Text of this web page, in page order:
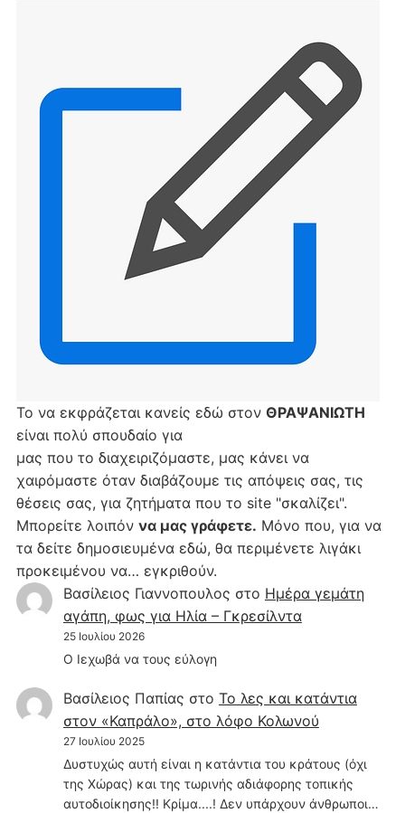
Το να εκφράζεται κανείς εδώ στον ΘΡΑΨΑΝΙΩΤΗ
είναι πολύ σπουδαίο για
μας που το διαχειριζόμαστε, μας κάνει να
χαιρόμαστε όταν διαβάζουμε τις απόψεις σας, τις
θέσεις σας, για ζητήματα που το site "σκαλίζει".
Μπορείτε λοιπόν να μας γράφετε. Μόνο που, για να
τα δείτε δημοσιευμένα εδώ, θα περιμένετε λιγάκι
προκειμένου να… εγκριθούν.
Βασίλειος Γιαννοπουλος στο Hμέρα γεμάτη
αγάπη, φως για Ηλία – Γκρεσίλντα
25 Ιουλίου 2026
Ο Ιεχωβά να τους εύλογη
Βασίλειος Παπίας στο Το λες και κατάντια
στον «Καπράλο», στο λόφο Κολωνού
27 Ιουλίου 2025
Δυστυχώς αυτή είναι η κατάντια του κράτους (όχι
της Χώρας) και της τωρινής αδιάφορης τοπικής
αυτοδιοίκησης!! Κρίμα....! Δεν υπάρχουν άνθρωποι…